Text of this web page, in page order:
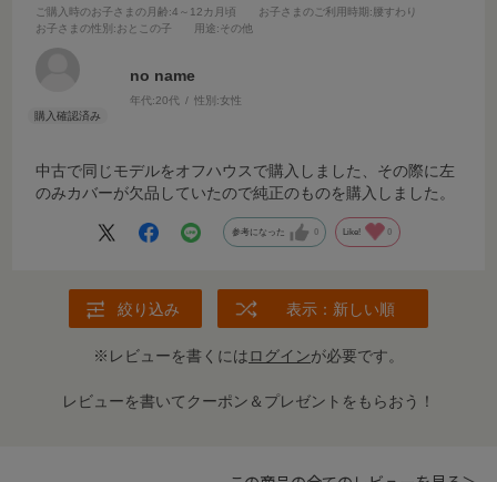
ご購入時のお子さまの月齢:4～12カ月頃 お子さまのご利用時期 :腰すわり
お子さまの性別 :おとこの子 用途:その他
no name
年代:20代 性別:女性
中古で同じモデルをオフハウスで購入しました、その際に左
のみカバーが欠品していたので純正のものを購入しました。
参考になった 0 Like! 0
絞り込み 表示：新しい順
※レビューを書くにはログインが必要です。
レビューを書いてクーポン＆プレゼントをもらおう！